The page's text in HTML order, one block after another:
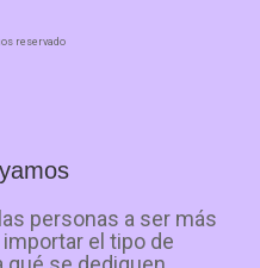
reservado
personas a ser más
el tipo de